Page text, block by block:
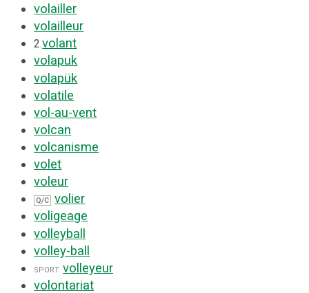
volailler
volailleur
2.volant
volapuk
volapük
volatile
vol-au-vent
volcan
volcanisme
volet
voleur
Q/C
volier
voligeage
volleyball
volley-ball
sport volleyeur
volontariat